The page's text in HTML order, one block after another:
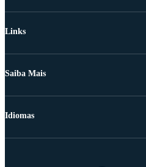
Links
Saiba Mais
Idiomas